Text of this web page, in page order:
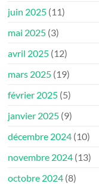
juin 2025 (11)
mai 2025 (3)
avril 2025 (12)
mars 2025 (19)
février 2025 (5)
janvier 2025 (9)
décembre 2024 (10)
novembre 2024 (13)
octobre 2024 (8)